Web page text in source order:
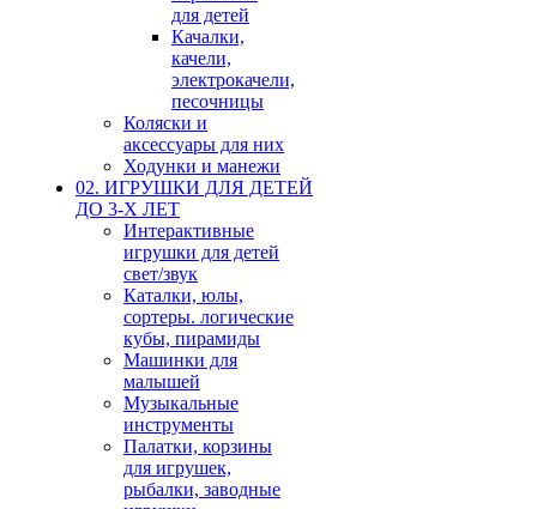
для детей
Качалки,
качели,
электрокачели,
песочницы
Коляски и
аксессуары для них
Ходунки и манежи
02. ИГРУШКИ ДЛЯ ДЕТЕЙ
ДО 3-Х ЛЕТ
Интерактивные
игрушки для детей
свет/звук
Каталки, юлы,
сортеры. логические
кубы, пирамиды
Машинки для
малышей
Музыкальные
инструменты
Палатки, корзины
для игрушек,
рыбалки, заводные